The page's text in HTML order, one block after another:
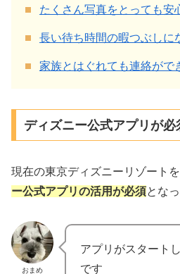
たくさん写真をとっても安
長い待ち時間の暇つぶしに
家族とはぐれても連絡がで
ディズニー公式アプリが必
現在の東京ディズニーリゾートを
ー公式アプリの活用が必須とな
おまめ
アプリがスタート
です